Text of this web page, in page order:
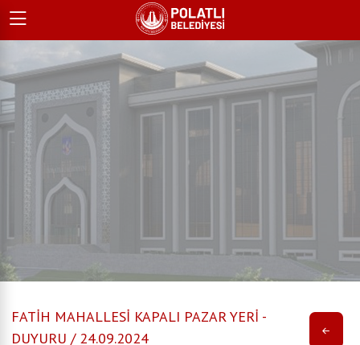
FATİH MAHALLESİ KAPALI PAZAR YERİ -
DUYURU / 24.09.2024